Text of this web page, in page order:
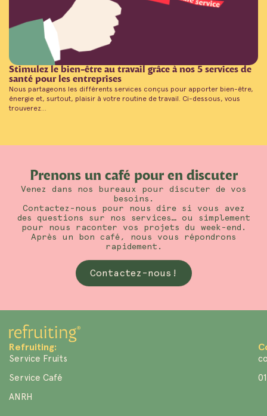
Stimulez le bien-être au travail grâce à nos 5 services de
santé pour les entreprises
Nous partageons les différents services conçus pour apporter bien-être,
énergie et, surtout, plaisir à votre routine de travail. Ci-dessous, vous
trouverez...
Prenons un café pour en discuter
Venez dans nos bureaux pour discuter de vos
besoins.
Contactez-nous pour nous dire si vous avez
des questions sur nos services… ou simplement
pour nous raconter vos projets du week-end.
Après un bon café, nous vous répondrons
rapidement.
Contactez-nous!
Refruiting:
Service Fruits
Service Café
ANRH